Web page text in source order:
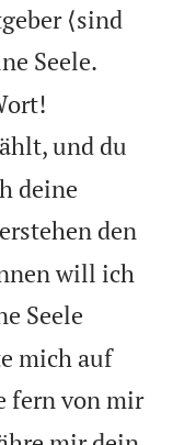
⟨sind
Seele.
und du
deine
den
will ich
Seele
mich auf
fern von mir